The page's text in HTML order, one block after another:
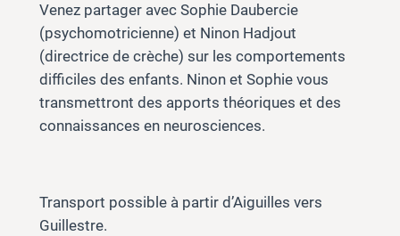
Venez partager avec Sophie Daubercie
(psychomotricienne) et Ninon Hadjout
(directrice de crèche) sur les comportements
difficiles des enfants. Ninon et Sophie vous
transmettront des apports théoriques et des
connaissances en neurosciences.
Transport possible à partir d’Aiguilles vers
Guillestre.